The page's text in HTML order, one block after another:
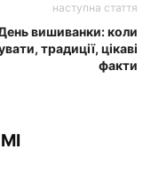
наступна стаття
вишиванки: коли
традиції, цікаві
факти